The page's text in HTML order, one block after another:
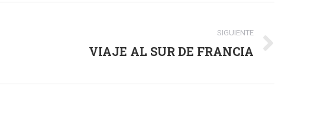
SIGUIENTE
VIAJE AL SUR DE FRANCIA